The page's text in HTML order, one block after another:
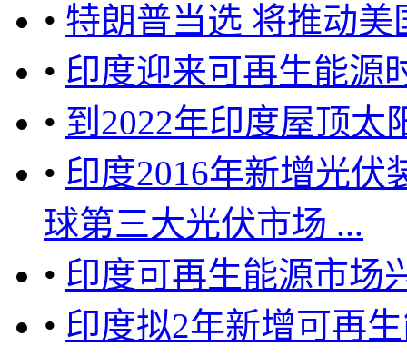
• 特朗普当选 将推动美
• 印度迎来可再生能源
• 到2022年印度屋顶太
• 印度2016年新增光伏
球第三大光伏市场 ...
• 印度可再生能源市场
• 印度拟2年新增可再